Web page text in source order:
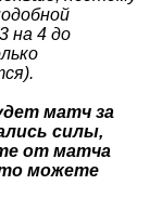
на 4 до
матч за
силы,
от матча
можете